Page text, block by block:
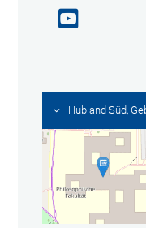
Hubland Süd,